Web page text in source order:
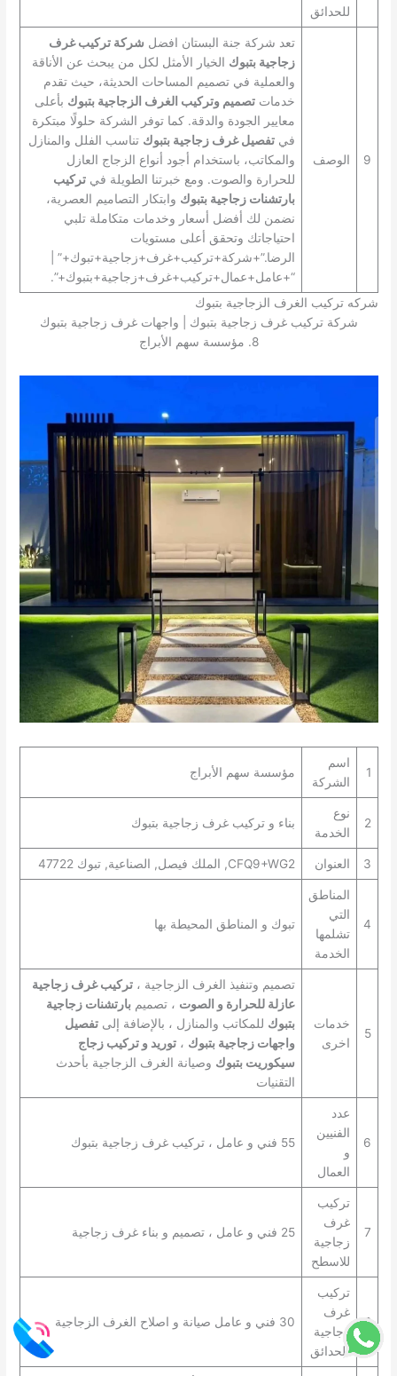
للحدائق
9 الوصف
تعد شركة جنة البستان افضل شركة تركيب غرف
زجاجية بتبوك الخيار الأمثل لكل من يبحث عن الأناقة
والعملية في تصميم المساحات الحديثة، حيث تقدم
خدمات تصميم وتركيب الغرف الزجاجية بتبوك بأعلى
معايير الجودة والدقة. كما توفر الشركة حلولًا مبتكرة
في تفصيل غرف زجاجية بتبوك تناسب الفلل والمنازل
والمكاتب، باستخدام أجود أنواع الزجاج العازل
للحرارة والصوت. ومع خبرتنا الطويلة في تركيب
بارتشنات زجاجية بتبوك وابتكار التصاميم العصرية،
نضمن لك أفضل أسعار وخدمات متكاملة تلبي
احتياجاتك وتحقق أعلى مستويات
الرضا.”+شركة+تركيب+غرف+زجاجية+تبوك+” |
“+عامل+عمال+تركيب+غرف+زجاجية+بتبوك+”.
شركه تركيب الغرف الزجاجية بتبوك
شركة تركيب غرف زجاجية بتبوك | واجهات غرف زجاجية بتبوك
8. مؤسسة سهم الأبراج
1
اسم
الشركة
مؤسسة سهم الأبراج
2
نوع
الخدمة
بناء و تركيب غرف زجاجية بتبوك
3 العنوان CFQ9+WG2, الملك فيصل, الصناعية, تبوك 47722
4
المناطق
التي
تشلمها
الخدمة
تبوك و المناطق المحيطة بها
5
خدمات
اخرى
تصميم وتنفيذ الغرف الزجاجية ، تركيب غرف زجاجية
عازلة للحرارة و الصوت ، تصميم بارتشنات زجاجية
بتبوك للمكاتب والمنازل ، بالإضافة إلى تفصيل
واجهات زجاجية بتبوك ، توريد و تركيب زجاج
سيكوريت بتبوك وصيانة الغرف الزجاجية بأحدث
التقنيات
6
عدد
الفنيين
و
العمال
55 فني و عامل ، تركيب غرف زجاجية بتبوك
7
تركيب
غرف
زجاجية
للاسطح
25 فني و عامل ، تصميم و بناء غرف زجاجية
8
تركيب
غرف
زجاجية
للحدائق
30 فني و عامل صيانة و اصلاح الغرف الزجاجية